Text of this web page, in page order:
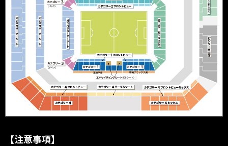
【注意事項】